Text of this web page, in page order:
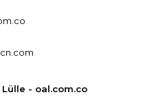
- oal.com.co